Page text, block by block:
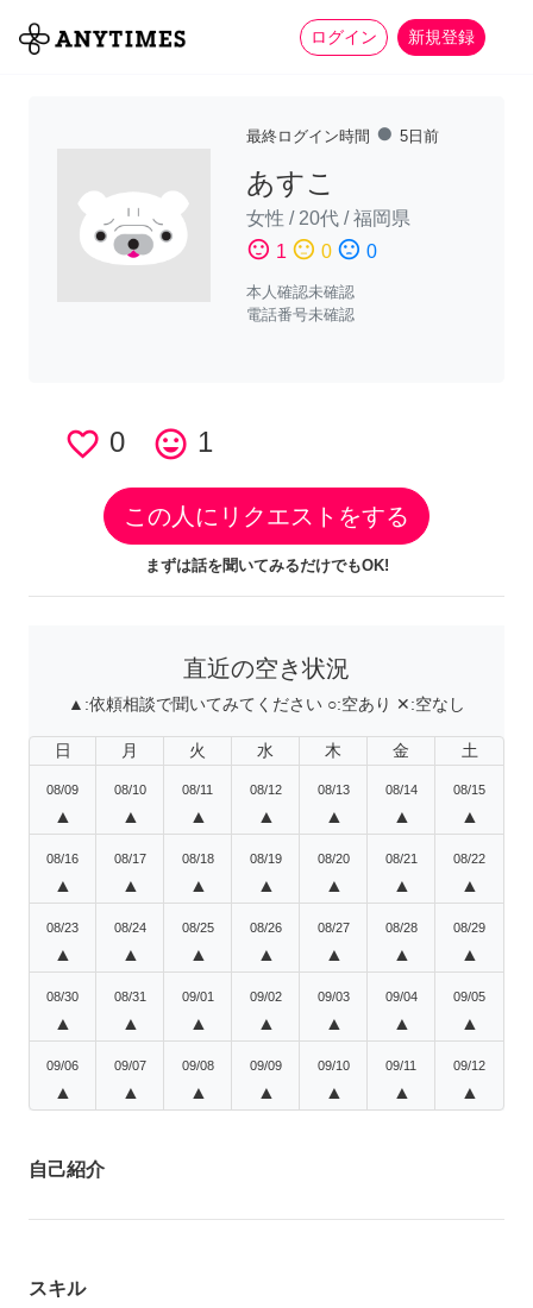
ログイン 新規登録
全て 家事 more_horiz
最終ログイン時間 fiber_manual_record 5日前
あすこ
女性 / 20代 /福岡県
sentiment_satisfied 1 sentiment_neutral 0 sentiment_dissatisfied 0
本人確認未確認
電話番号未確認
favorite_border 0 tag_faces 1
この人にリクエストをする
まずは話を聞いてみるだけでもOK!
直近の空き状況
▲:依頼相談で聞いてみてください ○:空あり ✕:空なし
日 月 火 水 木 金 土
08/09
▲
08/10
▲
08/11
▲
08/12
▲
08/13
▲
08/14
▲
08/15
▲
08/16
▲
08/17
▲
08/18
▲
08/19
▲
08/20
▲
08/21
▲
08/22
▲
08/23
▲
08/24
▲
08/25
▲
08/26
▲
08/27
▲
08/28
▲
08/29
▲
08/30
▲
08/31
▲
09/01
▲
09/02
▲
09/03
▲
09/04
▲
09/05
▲
09/06
▲
09/07
▲
09/08
▲
09/09
▲
09/10
▲
09/11
▲
09/12
▲
自己紹介
スキル